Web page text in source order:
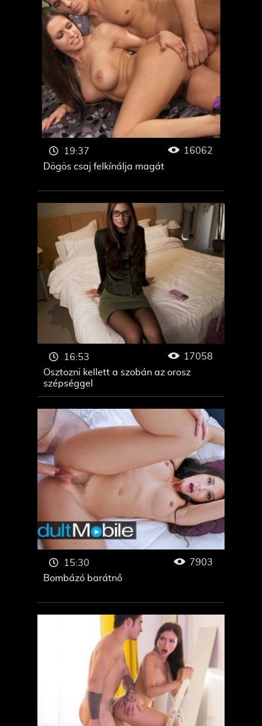
Dögös csaj felkínálja magát
19:37 16062
Osztozni kellett a szobán az orosz
szépséggel
16:53 17058
Bombázó barátnő
15:30 7903